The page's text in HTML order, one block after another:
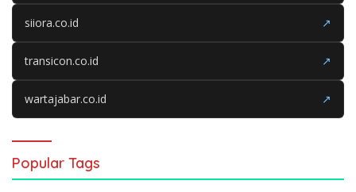
siiora.co.id ↗
transicon.co.id ↗
wartajabar.co.id ↗
Popular Tags